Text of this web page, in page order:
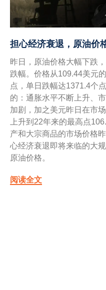
担心经济衰退，原油价
昨日，原油价格大幅下跌
跌幅。价格从109.44美元
点，单日跌幅达1371.4个
的：通胀水平不断上升、
加剧，加之美元昨日在市
上升到22年来的最高点
产和大宗商品的市场价格
心经济衰退即将来临的大
原油价格。
阅读全文